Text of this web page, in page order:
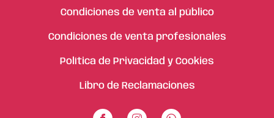
Condiciones de venta al público
Condiciones de venta profesionales
Política de Privacidad y Cookies
Libro de Reclamaciones